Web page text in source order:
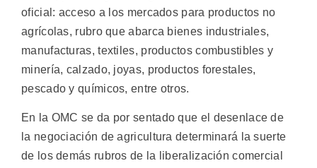
oficial: acceso a los mercados para productos no
agrícolas, rubro que abarca bienes industriales,
manufacturas, textiles, productos combustibles y
minería, calzado, joyas, productos forestales,
pescado y químicos, entre otros.
En la OMC se da por sentado que el desenlace de
la negociación de agricultura determinará la suerte
de los demás rubros de la liberalización comercial